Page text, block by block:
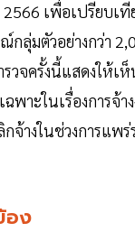
เพื่อเปรียบเ
กลุ่มตัวอย่างกว่า
รวจครั้งนี้แสดงให้เ
พาะในเรื่องการจ้า
จ้างในช่วงการแพร่
อง